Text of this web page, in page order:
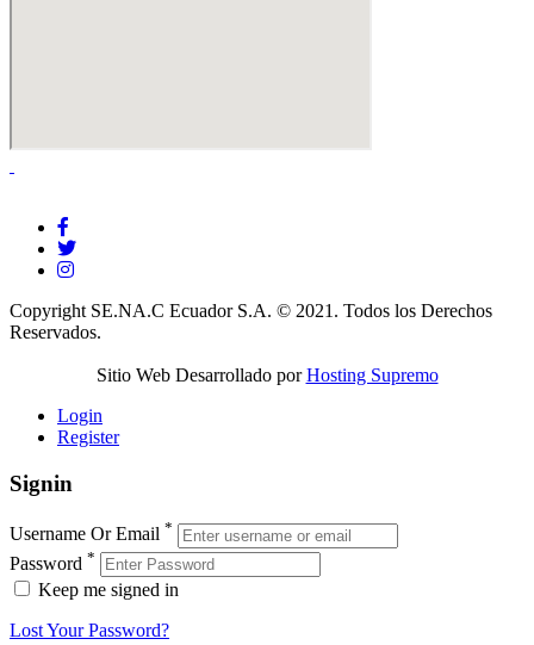
Copyright SE.NA.C Ecuador S.A. © 2021. Todos los Derechos
Reservados.
Sitio Web Desarrollado porHosting Supremo
Login
Register
Signin
Username Or Email *
Password *
Keep me signed in
Lost Your Password?